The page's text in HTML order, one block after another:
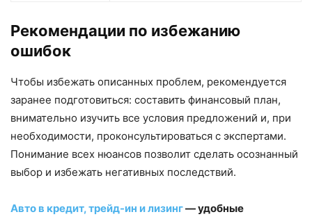
Рекомендации по избежанию
ошибок
Чтобы избежать описанных проблем, рекомендуется
заранее подготовиться: составить финансовый план,
внимательно изучить все условия предложений и, при
необходимости, проконсультироваться с экспертами.
Понимание всех нюансов позволит сделать осознанный
выбор и избежать негативных последствий.
Авто в кредит, трейд-ин и лизинг— удобные